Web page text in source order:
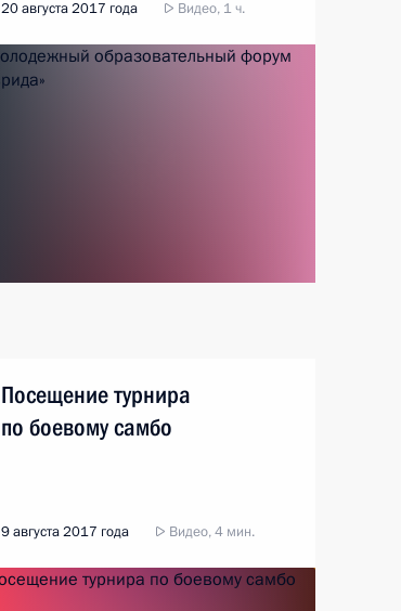
20 августа 2017 года Видео, 1 ч.
Посещение турнира
по боевому самбо
9 августа 2017 года Видео, 4 мин.